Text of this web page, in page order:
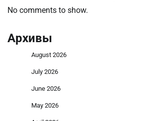
No comments to show.
Архивы
August 2026
July 2026
June 2026
May 2026